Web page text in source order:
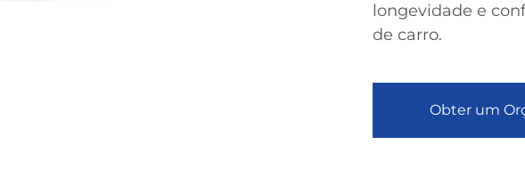
longevidade e
de carro.
Obter um